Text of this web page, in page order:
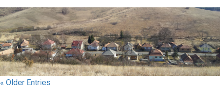
« Older Entries